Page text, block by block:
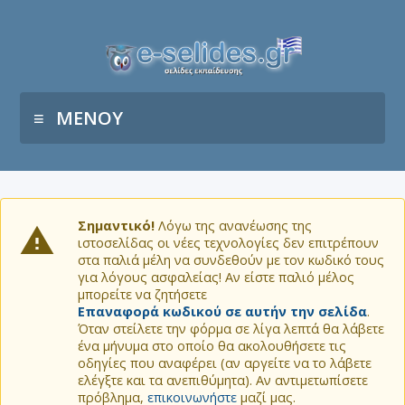
ΜΕΝΟΥ
Σημαντικό! Λόγω της ανανέωσης της
ιστοσελίδας οι νέες τεχνολογίες δεν επιτρέπουν
στα παλιά μέλη να συνδεθούν με τον κωδικό τους
για λόγους ασφαλείας! Αν είστε παλιό μέλος
μπορείτε να ζητήσετε
Επαναφορά κωδικού σε αυτήν την σελίδα.
Όταν στείλετε την φόρμα σε λίγα λεπτά θα λάβετε
ένα μήνυμα στο οποίο θα ακολουθήσετε τις
οδηγίες που αναφέρει (αν αργείτε να το λάβετε
ελέγξτε και τα ανεπιθύμητα). Αν αντιμετωπίσετε
πρόβλημα, επικοινωνήστε μαζί μας.